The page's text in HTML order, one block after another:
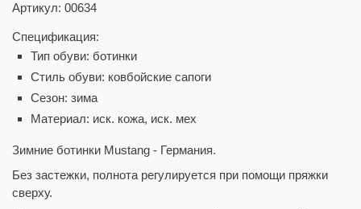
Артикул: 00634
Спецификация:
Тип обуви: ботинки
Стиль обуви: ковбойские сапоги
Сезон: зима
Материал: иск. кожа, иск. мех
Зимние ботинки Mustang - Германия.
Без застежки, полнота регулируется при помощи пряжки
сверху.